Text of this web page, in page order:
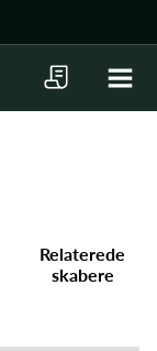
Relaterede
skabere